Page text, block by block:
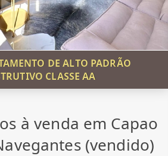
DE ALTO PADRÃO
CLASSE AA
à venda em Capao
(vendido)